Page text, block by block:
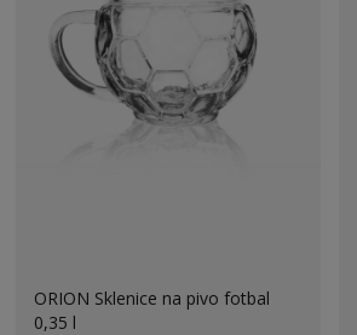
ORION Sklenice na pivo fotbal
0,35 l